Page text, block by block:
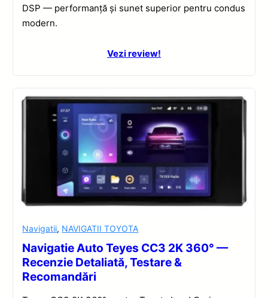
DSP — performanță și sunet superior pentru condus
modern.
Vezi review!
Navigatii, NAVIGATII TOYOTA
Navigatie Auto Teyes CC3 2K 360° —
Recenzie Detaliată, Testare &
Recomandări